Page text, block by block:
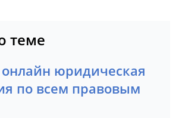
теме
онлайн юридическая
по всем правовым